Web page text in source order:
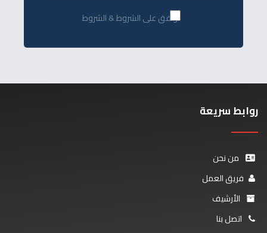
أوافق على الشروط & الشروط
روابط سريعة
من نحن
فريق العمل
الأرشيف
اتصل بنا